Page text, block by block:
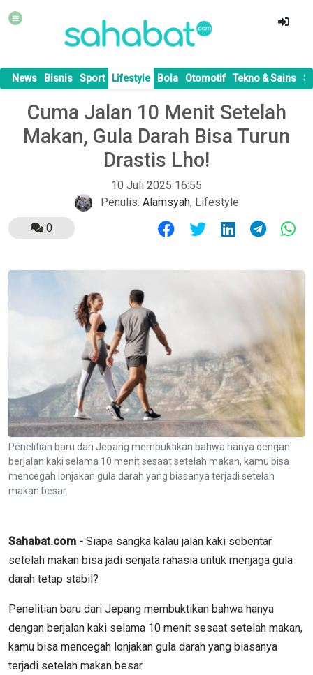
News Bisnis Sport Lifestyle Bola Otomotif Tekno & Sains
Cuma Jalan 10 Menit Setelah
Makan, Gula Darah Bisa Turun
Drastis Lho!
10 Juli 2025 16:55
Penulis: Alamsyah, Lifestyle
0
Penelitian baru dari Jepang membuktikan bahwa hanya dengan
berjalan kaki selama 10 menit sesaat setelah makan, kamu bisa
mencegah lonjakan gula darah yang biasanya terjadi setelah
makan besar.
Sahabat.com - Siapa sangka kalau jalan kaki sebentar
setelah makan bisa jadi senjata rahasia untuk menjaga gula
darah tetap stabil?
Penelitian baru dari Jepang membuktikan bahwa hanya
dengan berjalan kaki selama 10 menit sesaat setelah makan,
kamu bisa mencegah lonjakan gula darah yang biasanya
terjadi setelah makan besar.